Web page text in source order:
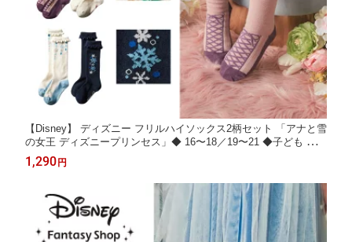
【Disney】 ディズニー フリルハイソックス2柄セット 「アナと雪
の女王 ディズニープリンセス」◆ 16〜18／19〜21 ◆子ども 子供
キッズ キッズ服 ソックス 通学 通園 ハイソックス フリル プリン
セス セット グッズ 発表会 まとめ買い セット 2柄
1,290 円